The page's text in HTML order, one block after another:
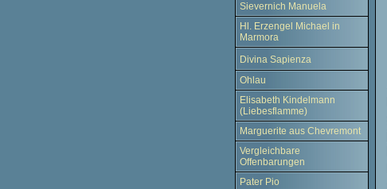
Sievernich Manuela
Hl. Erzengel Michael in
Marmora
Divina Sapienza
Ohlau
Elisabeth Kindelmann
(Liebesflamme)
Marguerite aus Chevremont
Vergleichbare
Offenbarungen
Pater Pio